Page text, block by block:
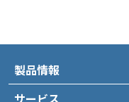
製品情報
サービス